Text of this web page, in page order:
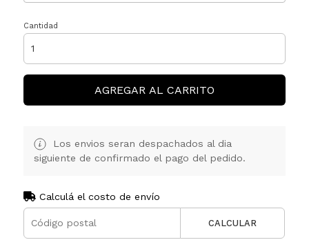
Cantidad
AGREGAR AL CARRITO
Los envios seran despachados al dia
siguiente de confirmado el pago del pedido.
Calculá el costo de envío
CALCULAR